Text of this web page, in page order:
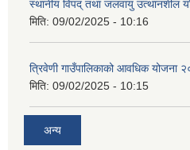
स्थानीय विपद् तथा जलवायु
मिति: 09/02/2025 - 10:16
त्रिवेणी गाउँपालिकाको आवधिक
मिति: 09/02/2025 - 10:15
अन्य